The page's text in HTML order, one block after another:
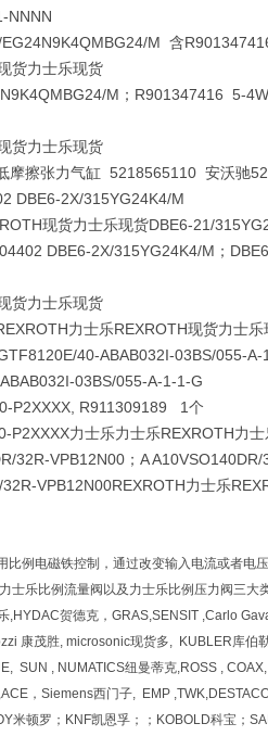
NNNN
M 含
货力士乐现货
M；R901347416 5-
货力士乐现货
摩擦张力气缸 5218565110 安沃驰
DBE6-2X/315YG24K4/M
现货力士乐现货DBE6-21/
DBE6-2X/315YG24K4/M ；
货力士乐现货
力士乐REXROTH现货力士乐
40-ABAB032I-03BS/055-
03BS/055-A-1-1-G
P2XXXX, R911309189 1个
P2XXXX力士乐力士乐REXROTH力
32R-VPB12N00；A
VPB12N00REXROTH力士乐
比例电磁铁控制，通过改变输入电流或者电
士乐比例流量阀以及力士乐比例压力阀三大
,HYDAC贺德克，GRAS,SENSIT ,Carlo
康茂胜, microsonic现货多, KUBLER库
SUN , NUMATICS纽曼蒂克,ROSS ,
，Siemens西门子, EMP
米顿罗；KNF凯恩孚；；KOBOLD科宝；